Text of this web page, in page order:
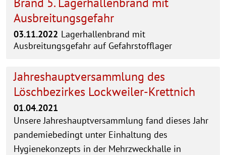
Ausbreitungsgefahr
03.11.2022 Lagerhallenbrand mit
Ausbreitungsgefahr auf Gefahrstofflager
Jahreshauptversammlung des
Löschbezirkes Lockweiler-Krettnich
01.04.2021
Unsere Jahreshauptversammlung fand dieses Jahr
pandemiebedingt unter Einhaltung des
Hygienekonzepts in der Mehrzweckhalle in